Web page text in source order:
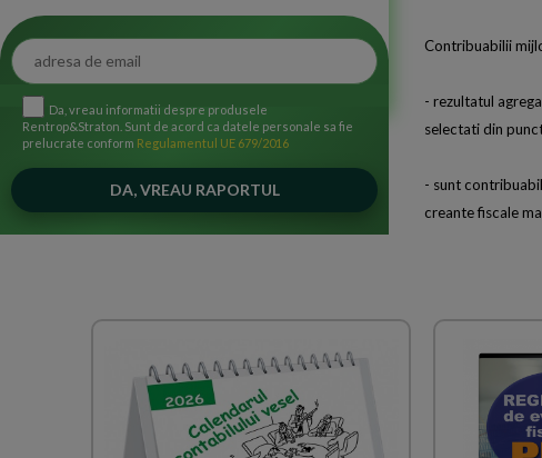
Contribuabilii
- rezultatul
selectati din
- sunt
creante fiscale
Da, vreau informatii despre produsele
Rentrop&Straton. Sunt de acord ca datele personale sa fie
prelucrate conform Regulamentul UE 679/2016